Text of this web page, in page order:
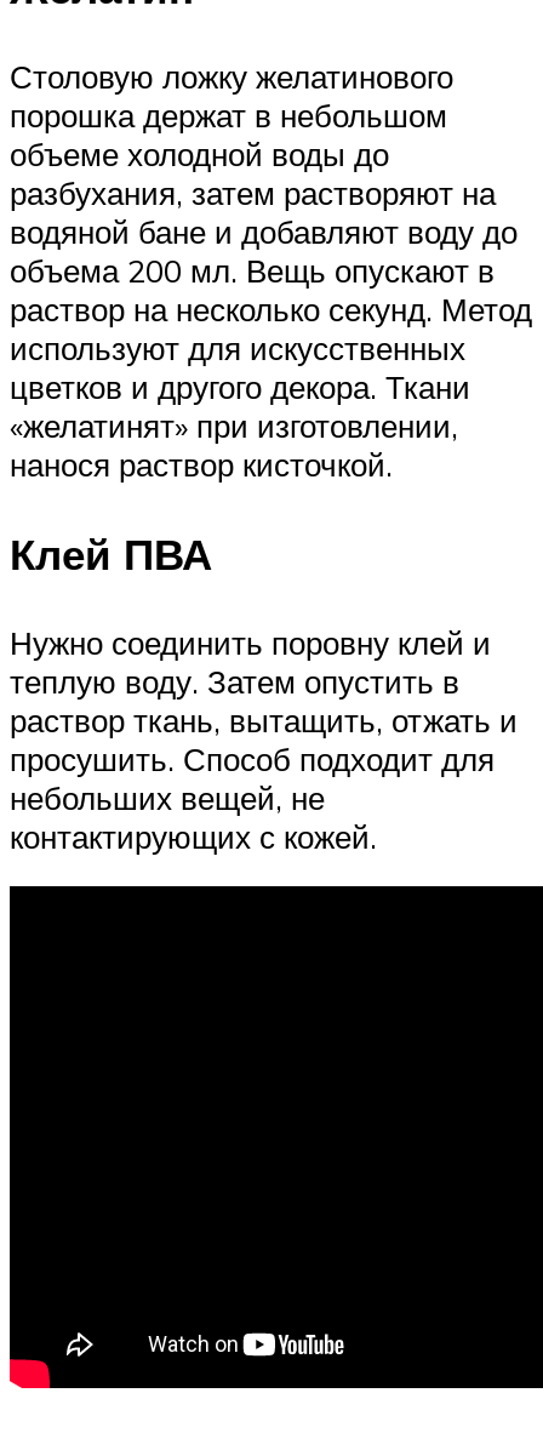
Столовую ложку желатинового
порошка держат в небольшом
объеме холодной воды до
разбухания, затем растворяют на
водяной бане и добавляют воду до
объема 200 мл. Вещь опускают в
раствор на несколько секунд. Метод
используют для искусственных
цветков и другого декора. Ткани
«желатинят» при изготовлении,
нанося раствор кисточкой.
Клей ПВА
Нужно соединить поровну клей и
теплую воду. Затем опустить в
раствор ткань, вытащить, отжать и
просушить. Способ подходит для
небольших вещей, не
контактирующих с кожей.